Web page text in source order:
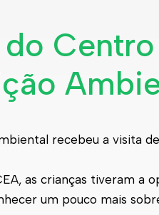
recebeu a visita
as crianças tiveram a
um pouco mais